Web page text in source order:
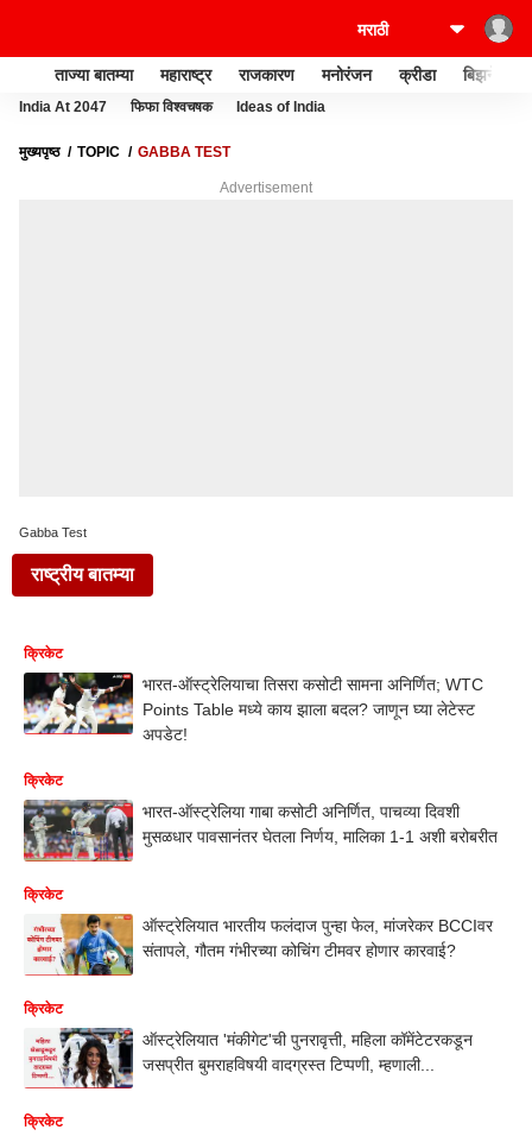
ताज्या बातम्या महाराष्ट्र राजकारण मनोरंजन क्रीडा बिझनेस
India At 2047 फिफा विश्वचषक Ideas of India
मुख्यपृष्ठ TOPIC GABBA TEST
Advertisement
Gabba Test
राष्ट्रीय बातम्या
क्रिकेट
भारत-ऑस्ट्रेलियाचा तिसरा कसोटी सामना अनिर्णित; WTC
Points Table मध्ये काय झाला बदल? जाणून घ्या लेटेस्ट
अपडेट!
क्रिकेट
भारत-ऑस्ट्रेलिया गाबा कसोटी अनिर्णित, पाचव्या दिवशी
मुसळधार पावसानंतर घेतला निर्णय, मालिका 1-1 अशी बरोबरीत
क्रिकेट
ऑस्ट्रेलियात भारतीय फलंदाज पुन्हा फेल, मांजरेकर BCCIवर
संतापले, गौतम गंभीरच्या कोचिंग टीमवर होणार कारवाई?
क्रिकेट
ऑस्ट्रेलियात 'मंकीगेट'ची पुनरावृत्ती, महिला कॉमेंटेटरकडून
जसप्रीत बुमराहविषयी वादग्रस्त टिप्पणी, म्हणाली...
क्रिकेट